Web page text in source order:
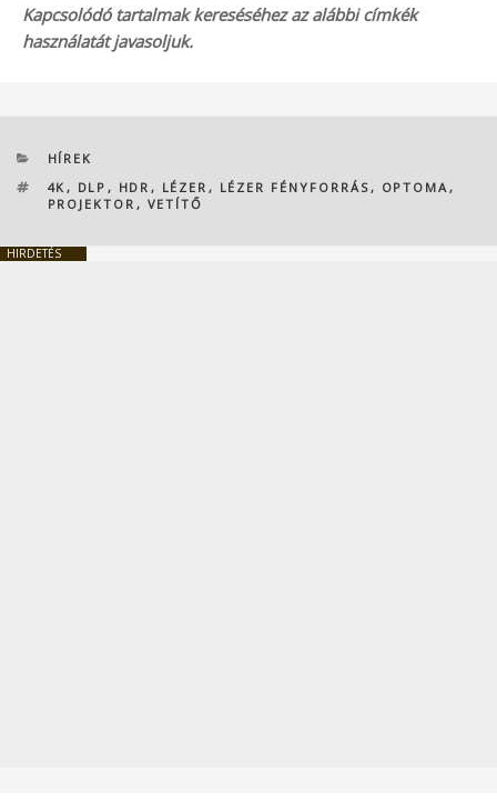
Kapcsolódó tartalmak kereséséhez az alábbi címkék
használatát javasoljuk.
KATEGÓRIÁK
HÍREK
CÍMKÉK
4K , DLP , HDR , LÉZER , LÉZER FÉNYFORRÁS, OPTOMA,
PROJEKTOR , VETÍTŐ
HIRDETÉS